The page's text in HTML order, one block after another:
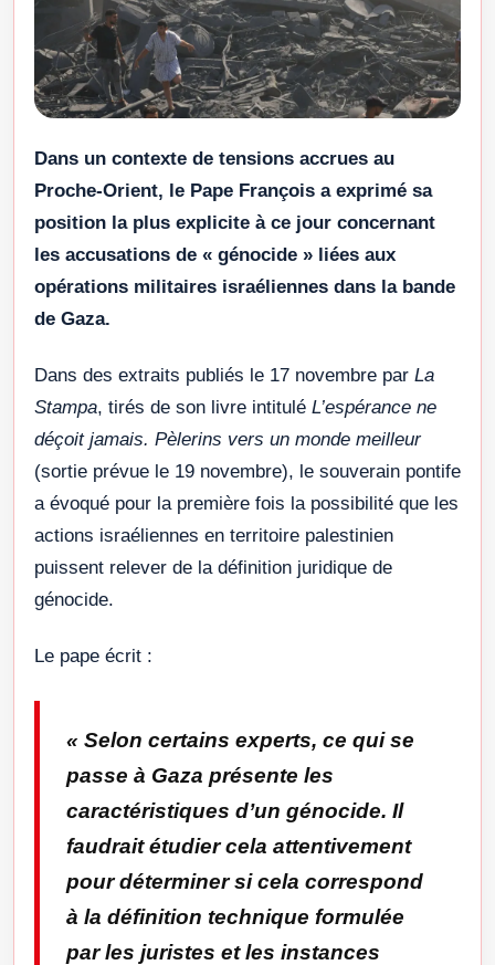
Dans un contexte de tensions accrues au
Proche-Orient, le Pape François a exprimé sa
position la plus explicite à ce jour concernant
les accusations de « génocide » liées aux
opérations militaires israéliennes dans la bande
de Gaza.
Dans des extraits publiés le 17 novembre par La
Stampa, tirés de son livre intitulé L’espérance ne
déçoit jamais. Pèlerins vers un monde meilleur
(sortie prévue le 19 novembre), le souverain pontife
a évoqué pour la première fois la possibilité que les
actions israéliennes en territoire palestinien
puissent relever de la définition juridique de
génocide.
Le pape écrit :
« Selon certains experts, ce qui se
passe à Gaza présente les
caractéristiques d’un génocide. Il
faudrait étudier cela attentivement
pour déterminer si cela correspond
à la définition technique formulée
par les juristes et les instances